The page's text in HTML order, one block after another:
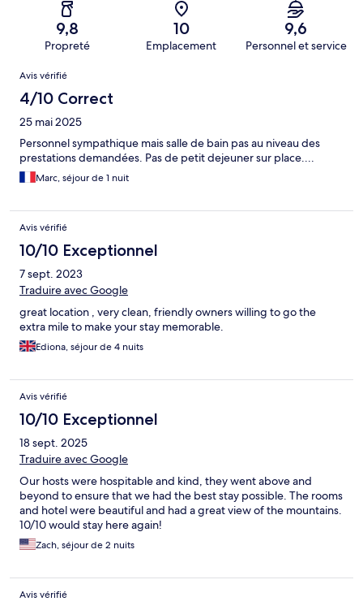
9,8
Propreté
10
Emplacement
9,6
Personnel et service
Avis
Avis vérifié
4/10 Correct
25 mai 2025
Personnel sympathique mais salle de bain pas au niveau des
prestations demandées. Pas de petit dejeuner sur place....
Marc, séjour de 1 nuit
Avis vérifié
10/10 Exceptionnel
7 sept. 2023
Traduire avec Google
great location , very clean, friendly owners willing to go the
extra mile to make your stay memorable.
Ediona, séjour de 4 nuits
Avis vérifié
10/10 Exceptionnel
18 sept. 2025
Traduire avec Google
Our hosts were hospitable and kind, they went above and
beyond to ensure that we had the best stay possible. The rooms
and hotel were beautiful and had a great view of the mountains.
10/10 would stay here again!
Zach, séjour de 2 nuits
Avis vérifié